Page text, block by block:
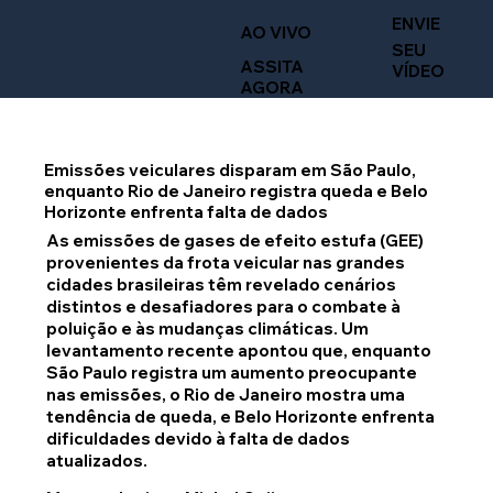
ASSITA
AGORA
AO VIVO
SEU
VÍDEO
ENVIE
Emissões veiculares disparam em São Paulo,
enquanto Rio de Janeiro registra queda e Belo
Horizonte enfrenta falta de dados
As emissões de gases de efeito estufa (GEE)
provenientes da frota veicular nas grandes
cidades brasileiras têm revelado cenários
distintos e desafiadores para o combate à
poluição e às mudanças climáticas. Um
levantamento recente apontou que, enquanto
São Paulo registra um aumento preocupante
nas emissões, o Rio de Janeiro mostra uma
tendência de queda, e Belo Horizonte enfrenta
dificuldades devido à falta de dados
atualizados.